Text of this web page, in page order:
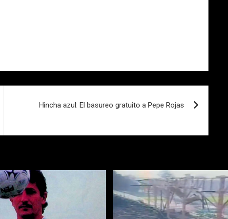
Hincha azul: El basureo gratuito a Pepe Rojas